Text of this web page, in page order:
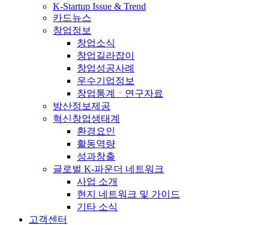
K-Startup Issue & Trend
카드뉴스
창업정보
창업소식
창업길라잡이
창업성공사례
우수기업정보
창업통계ㆍ연구자료
방산정보제공
혁신창업생태계
환경요인
활동역량
성과창출
글로벌 K-파운더 네트워크
사업 소개
현지 네트워크 및 가이드
기타 소식
고객센터